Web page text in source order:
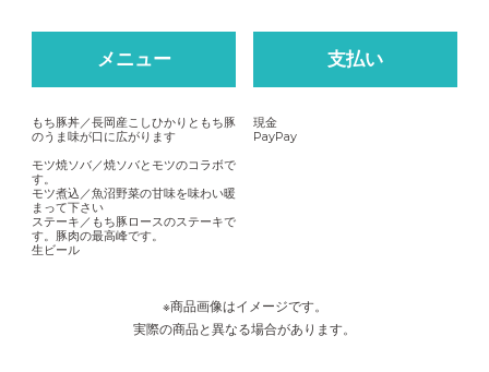
メニュー
もち豚丼／長岡産こしひかりともち豚
のうま味が口に広がります
モツ焼ソバ／焼ソバとモツのコラボで
す。
モツ煮込／魚沼野菜の甘味を味わい暖
まって下さい
ステーキ／もち豚ロースのステーキで
す。豚肉の最高峰です。
生ビール
支払い
現金
PayPay
※商品画像はイメージです。
実際の商品と異なる場合があります。